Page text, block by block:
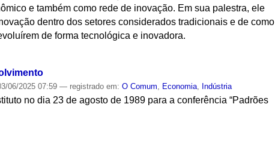
e também como rede de inovação. Em sua palestra, ele
dentro dos setores considerados tradicionais e de como
de forma tecnológica e inovadora.
06/2025 07:59— registrado em:O Comum Economia Indústria
no dia 23 de agosto de 1989 para a conferência “Padrões